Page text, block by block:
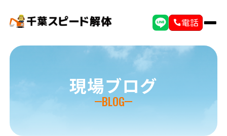
電話
現場ブログ
BLOG